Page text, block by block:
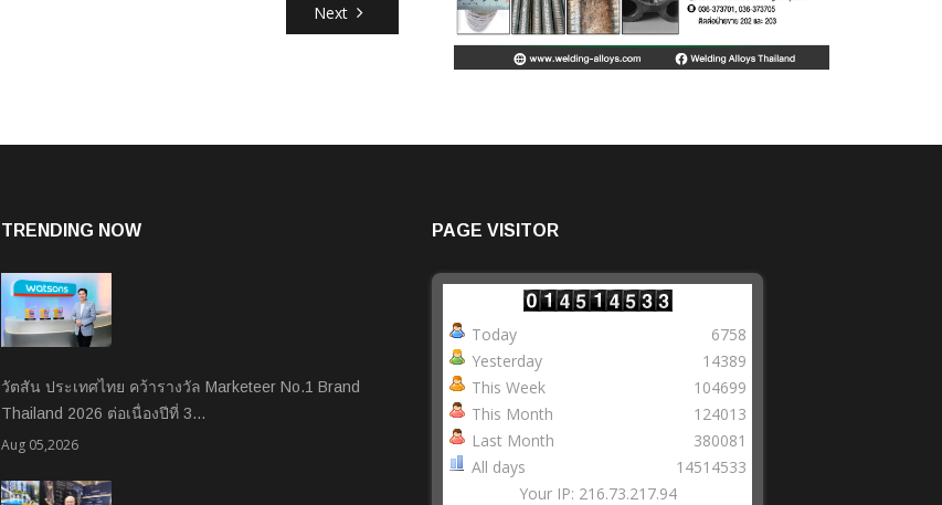
Next
TRENDING NOW
วัตสัน ประเทศไทย คว้ารางวัล Marketeer No.1 Brand
Thailand 2026 ต่อเนื่องปีที่ 3…
Aug 05,2026
PAGE VISITOR
Today
Yesterday
This Week
This Month
Last Month
All days
6758
14389
104699
124013
380081
14514533
Your IP: 216.73.217.94